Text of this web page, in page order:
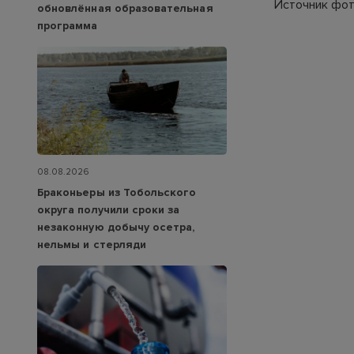
Источник
обновлённая образовательная
программа
08.08.2026
Браконьеры из Тобольского
округа получили сроки за
незаконную добычу осетра,
нельмы и стерляди